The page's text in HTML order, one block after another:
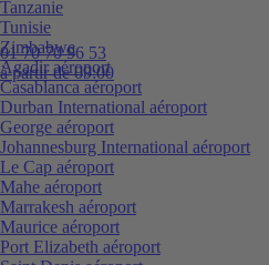
01 70 70 96 53
à partir de 09:00
Tanzanie
Tunisie
Zimbabwe
Agadir aéroport
Casablanca aéroport
Durban International aéroport
George aéroport
Johannesburg International aéroport
Le Cap aéroport
Mahe aéroport
Marrakesh aéroport
Maurice aéroport
Port Elizabeth aéroport